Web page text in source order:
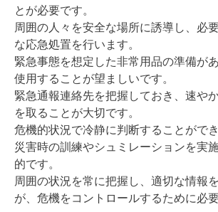
とが必要です。
周囲の人々を安全な場所に誘導し、必
な応急処置を行います。
緊急事態を想定した非常用品の準備が
使用することが望ましいです。
緊急通報連絡先を把握しておき、速や
を取ることが大切です。
危機的状況で冷静に判断することがで
災害時の訓練やシュミレーションを実
的です。
周囲の状況を常に把握し、適切な情報
が、危機をコントロールするために必